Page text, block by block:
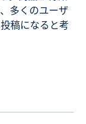
多くのユーザ
稿になると考